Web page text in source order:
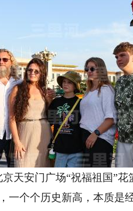
安门广场“祝福祖国”花
个个历史新高，本质是经